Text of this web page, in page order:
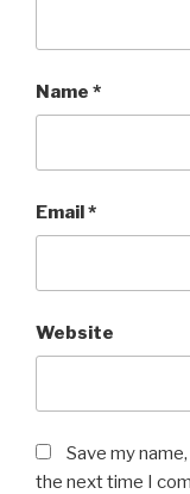
Name *
Email*
Website
Save my
the next time I